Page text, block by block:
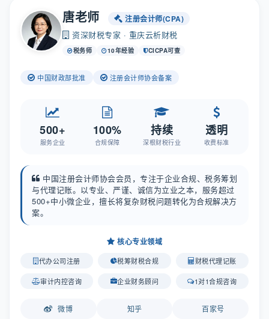
唐老师 注册会计师(CPA)
资深财税专家 · 重庆云析财税
税务师 10年经验 CICPA可查
中国财政部批准 注册会计师协会备案
500+
服务企业
100%
合规保障
持续
深根财税行业
透明
收费标准
中国注册会计师协会会员，专注于企业合规、税务筹划
与代理记账。以专业、严谨、诚信为立业之本，服务超过
500+中小微企业，擅长将复杂财税问题转化为合规解决方
案。
核心专业领域
代办公司注册 税筹财税合规 财税代理记账
审计内控咨询 企业财务顾问 1对1合规咨询
微博 知乎 百家号